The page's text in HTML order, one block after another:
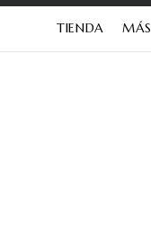
TIENDA MÁS